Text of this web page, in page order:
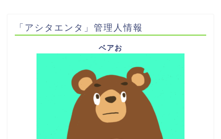
「アシタエンタ」管理人情報
ベアお